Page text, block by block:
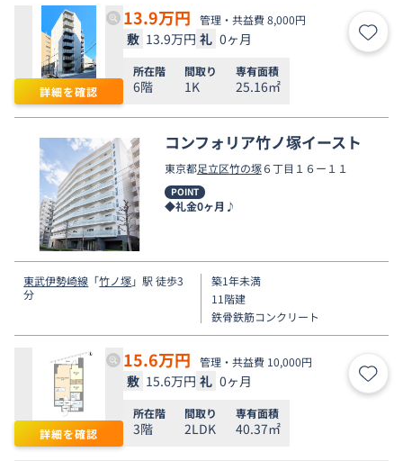
詳細を確認
13.9万円 管理・共益費 8,000円
敷 13.9万円 礼 0ヶ月 お気
所在階
6階
間取り
1K
専有面積
25.16㎡
コンフォリア竹ノ塚イースト
東京都足立区竹の塚６丁目１６ー１１
POINT
◆礼金0ヶ月♪
東武伊勢崎線 「竹ノ塚」駅 徒歩3
分
築1年未満
11階建
鉄骨鉄筋コンクリート
詳細を確認
15.6万円 管理・共益費 10,000円
敷 15.6万円 礼 0ヶ月 お気
所在階
3階
間取り
2LDK
専有面積
40.37㎡